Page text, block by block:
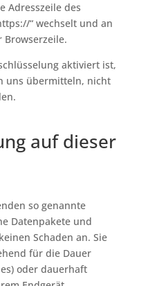
Adresszeile des
“ wechselt und an
Browserzeile.
aktiviert ist,
uns übermitteln, nicht
auf dieser
so genannte
Datenpakete und
Schaden an. Sie
für die Dauer
oder dauerhaft